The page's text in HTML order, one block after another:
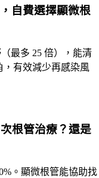
自費選擇顯微根
最多 25 倍），能清
，有效減少再感染風
根管治療？還是
。顯微根管能協助找